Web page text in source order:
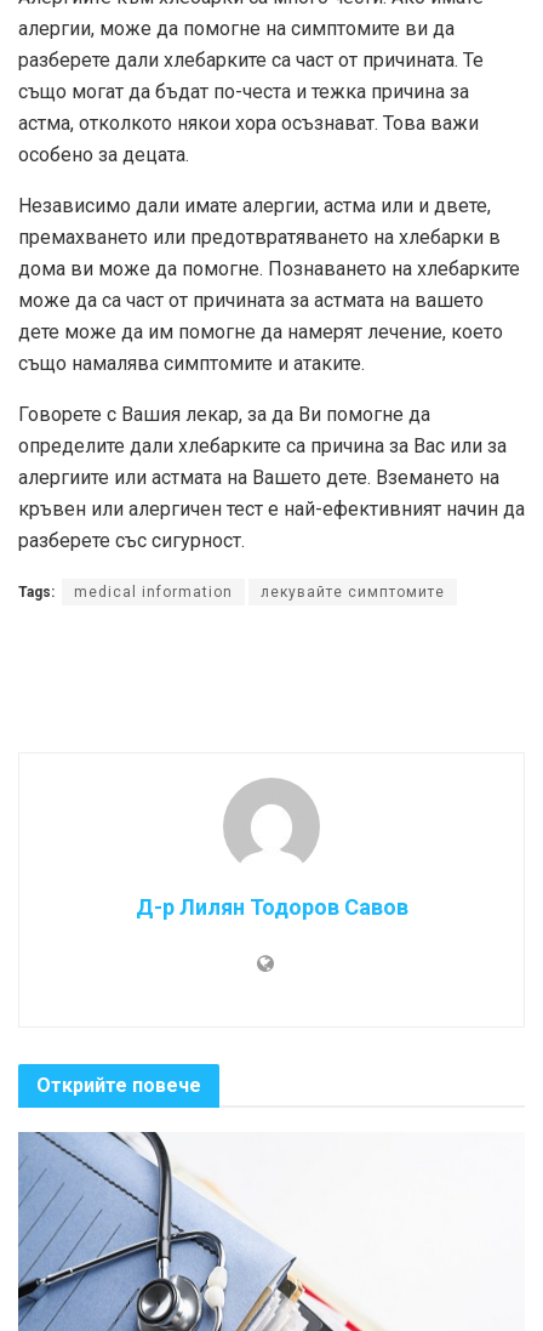
алергии, може да помогне на симптомите ви да
разберете дали хлебарките са част от причината. Те
също могат да бъдат по-честа и тежка причина за
астма, отколкото някои хора осъзнават. Това важи
особено за децата.
Независимо дали имате алергии, астма или и двете,
премахването или предотвратяването на хлебарки в
дома ви може да помогне. Познаването на хлебарките
може да са част от причината за астмата на вашето
дете може да им помогне да намерят лечение, което
също намалява симптомите и атаките.
Говорете с Вашия лекар, за да Ви помогне да
определите дали хлебарките са причина за Вас или за
алергиите или астмата на Вашето дете. Вземането на
кръвен или алергичен тест е най-ефективният начин да
разберете със сигурност.
Tags: medical information лекувайте симптомите
Д-р Лилян Тодоров Савов
Открийте повече